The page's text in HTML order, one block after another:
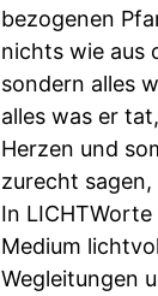
bezogenen
nichts wie aus
sondern alles
alles was er
Herzen und
zurecht sagen,
In
Medium
Wegleitungen